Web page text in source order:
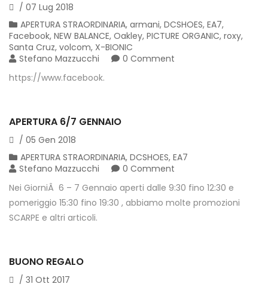
/ 07 Lug 2018
APERTURA STRAORDINARIA, armani, DCSHOES, EA7,
Facebook, NEW BALANCE, Oakley, PICTURE ORGANIC, roxy,
Santa Cruz, volcom, X-BIONIC
Stefano Mazzucchi
0 Comment
https://www.facebook.
APERTURA 6/7 GENNAIO
/ 05 Gen 2018
APERTURA STRAORDINARIA, DCSHOES, EA7
Stefano Mazzucchi
0 Comment
Nei GiorniÂ 6 – 7 Gennaio aperti dalle 9:30 fino 12:30 e
pomeriggio 15:30 fino 19:30 , abbiamo molte promozioni
SCARPE e altri articoli.
BUONO REGALO
/ 31 Ott 2017